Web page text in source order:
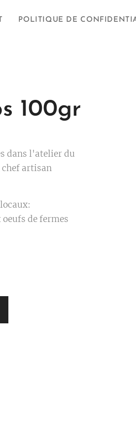
POLITIQUE DE
100gr
dans l'atelier du
chef artisan
de fermes